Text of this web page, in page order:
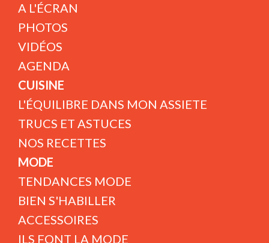
A L'ÉCRAN
PHOTOS
VIDÉOS
AGENDA
CUISINE
L'ÉQUILIBRE DANS MON ASSIETE
TRUCS ET ASTUCES
NOS RECETTES
MODE
TENDANCES MODE
BIEN S'HABILLER
ACCESSOIRES
ILS FONT LA MODE